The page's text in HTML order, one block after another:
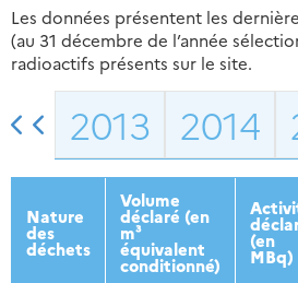
Les données présentent les
(au 31 décembre de l’année
radioactifs présents sur le site.
2013 2014
Nature
des
déchets
Volume
déclaré (en
m³
équivalent
conditionné)
(en
MBq)